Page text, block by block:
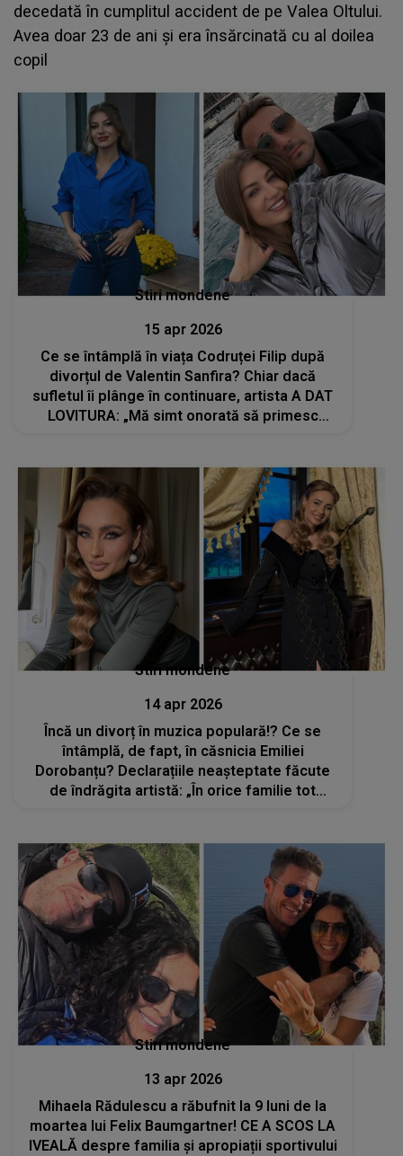
decedată în cumplitul accident de pe Valea Oltului.
Avea doar 23 de ani și era însărcinată cu al doilea
copil
Stiri mondene
15 apr 2026
Ce se întâmplă în viața Codruței Filip după
divorțul de Valentin Sanfira? Chiar dacă
sufletul îi plânge în continuare, artista A DAT
LOVITURA: „Mă simt onorată să primesc
Stiri mondene
14 apr 2026
Încă un divorț în muzica populară!? Ce se
întâmplă, de fapt, în căsnicia Emiliei
Dorobanțu? Declarațiile neașteptate făcute
de îndrăgita artistă: „În orice familie tot
Stiri mondene
13 apr 2026
Mihaela Rădulescu a răbufnit la 9 luni de la
moartea lui Felix Baumgartner! CE A SCOS LA
IVEALĂ despre familia și apropiații sportivului